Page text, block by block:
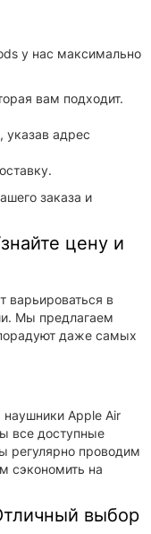
у нас максимально
вам подходит.
указав адрес
заказа и
цену и
варьироваться в
Мы предлагаем
даже самых
Apple Air
все доступные
регулярно проводим
сэкономить на
выбор